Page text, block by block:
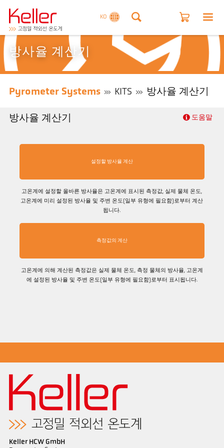
KO
방사율 계산기
Pyrometer Systems KITS 방사율 계산기
방사율 계산기 도움말
설정할 방사율 계산
고온계에 설정할 올바른 방사율은 고온계에 표시된 측정값, 실제 물체 온도,
고온계에 미리 설정된 방사율 및 주변 온도(일부 유형에 필요함)로부터 계산
됩니다.
측정값의 계산
고온계에 의해 계산된 측정값은 실제 물체 온도, 측정 물체의 방사율, 고온계
에 설정된 방사율 및 주변 온도(일부 유형에 필요함)로부터 표시됩니다.
Keller HCW GmbH